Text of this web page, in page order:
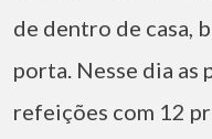
de dentro de casa,
porta. Nesse dia as
refeições com 12